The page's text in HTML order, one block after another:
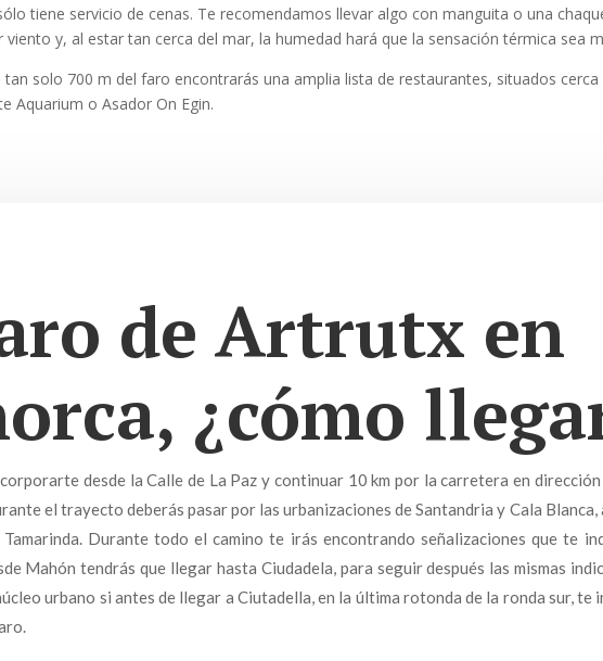
tiene servicio de cenas. Te recomendamos llevar algo con manguita o una
y, al estar tan cerca del mar, la humedad hará que la sensación térmica sea
solo 700 m del faro encontrarás una amplia lista de restaurantes, situados cerca
Aquarium o Asador On Egin.
de Artrutx en
¿cómo
desde la Calle de La Paz y continuar 10 km por la carretera en dirección
el trayecto deberás pasar por las urbanizaciones de Santandria y Cala Blanca,
Durante todo el camino te irás encontrando señalizaciones que te
Mahón tendrás que llegar hasta Ciudadela, para seguir después las mismas
urbano si antes de llegar a Ciutadella, en la última rotonda de la ronda sur, te